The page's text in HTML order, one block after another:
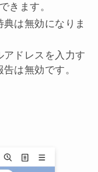
きます。
は無効になりま
アドレスを入力す
は無効です。